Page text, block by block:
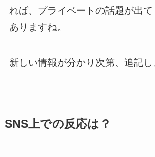
れば、プライベートの話題が出て
ありますね。
新しい情報が分かり次第、追記し
SNS上での反応は？